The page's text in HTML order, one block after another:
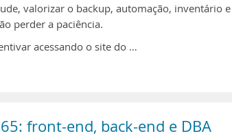
valorizar o backup, automação, inventário
perder a paciência.
acessando o site do …
front-end, back-end e DBA